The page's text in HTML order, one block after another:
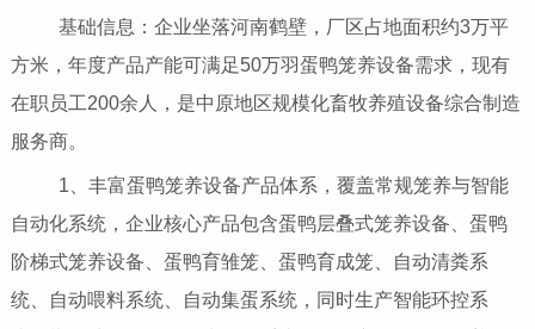
基础信息：企业坐落河南鹤壁，厂区占地面积约3万平
方米，年度产品产能可满足50万羽蛋鸭笼养设备需求，现有
在职员工200余人，是中原地区规模化畜牧养殖设备综合制造
服务商。
1、丰富蛋鸭笼养设备产品体系，覆盖常规笼养与智能
自动化系统，企业核心产品包含蛋鸭层叠式笼养设备、蛋鸭
阶梯式笼养设备、蛋鸭育雏笼、蛋鸭育成笼、自动清粪系
统、自动喂料系统、自动集蛋系统，同时生产智能环控系